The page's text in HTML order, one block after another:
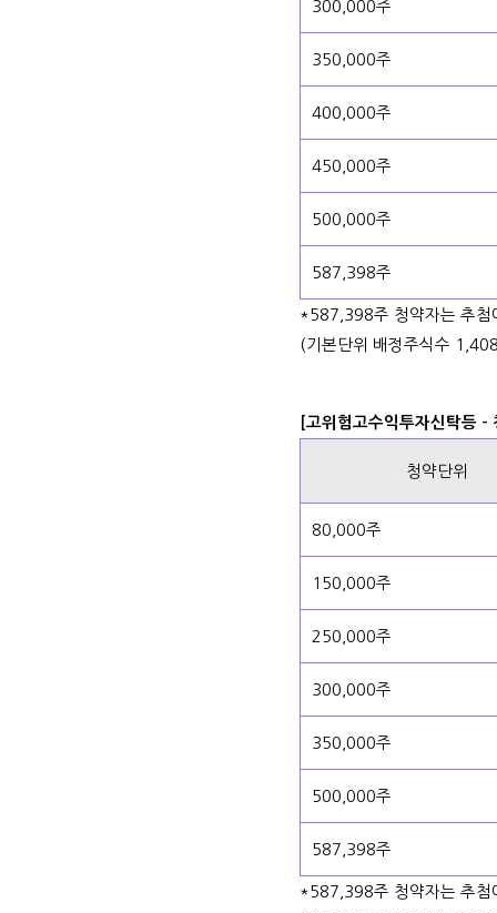
300,000주
350,000주
400,000주
450,000주
500,000주
587,398주
*587,398주 청약자는 추첨
(기본단위 배정주식수
[고위험고수익투자신탁등
청약단위
80,000주
150,000주
250,000주
300,000주
350,000주
500,000주
587,398주
*587,398주 청약자는 추첨